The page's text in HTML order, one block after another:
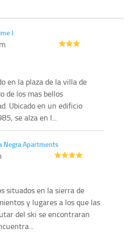
I
en la plaza de la villa de
de los mas bellos
Ubicado en un edificio
se alza en l...
Negra Apartments
situados en la sierra de
y lugares a los que las
del ski se encontraran